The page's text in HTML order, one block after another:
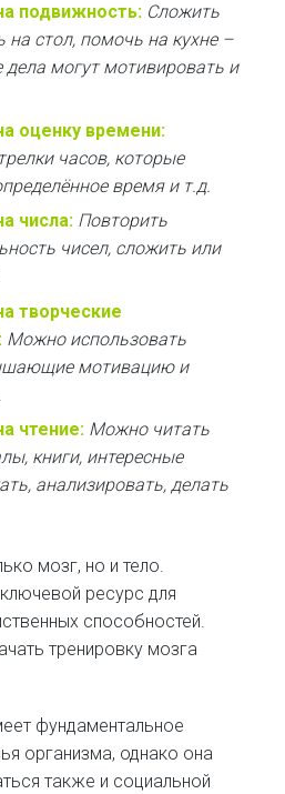
подвижность: Сложить
на стол, помочь на кухне –
дела могут мотивировать и
оценку времени:
часов, которые
время и т.д.
числа: Повторить
чисел, сложить или
творческие
Можно использовать
мотивацию и
чтение: Можно читать
книги, интересные
анализировать, делать
мозг, но и тело.
ресурс для
способностей.
тренировку мозга
фундаментальное
организма, однако она
также и социальной